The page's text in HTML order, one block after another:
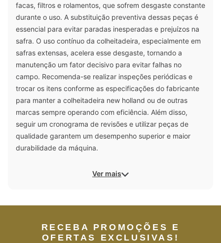
facas, filtros e rolamentos, que sofrem desgaste constante
durante o uso. A substituição preventiva dessas peças é
essencial para evitar paradas inesperadas e prejuízos na
safra. O uso contínuo da colheitadeira, especialmente em
safras extensas, acelera esse desgaste, tornando a
manutenção um fator decisivo para evitar falhas no
campo. Recomenda-se realizar inspeções periódicas e
trocar os itens conforme as especificações do fabricante
para manter a colheitadeira new holland ou de outras
marcas sempre operando com eficiência. Além disso,
seguir um cronograma de revisões e utilizar peças de
qualidade garantem um desempenho superior e maior
durabilidade da máquina.
Ver mais
RECEBA PROMOÇÕES E
OFERTAS EXCLUSIVAS!